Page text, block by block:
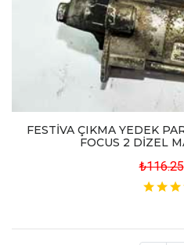
FESTİVA ÇIKMA YEDEK
FOCUS 2 DİZEL
₺116.25